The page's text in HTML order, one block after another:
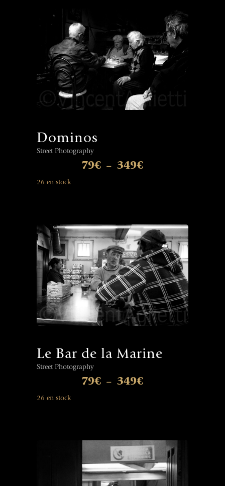
Dominos
Street Photography
79€ – 349€
26 en stock
Le Bar de la Marine
Street Photography
79€ – 349€
26 en stock